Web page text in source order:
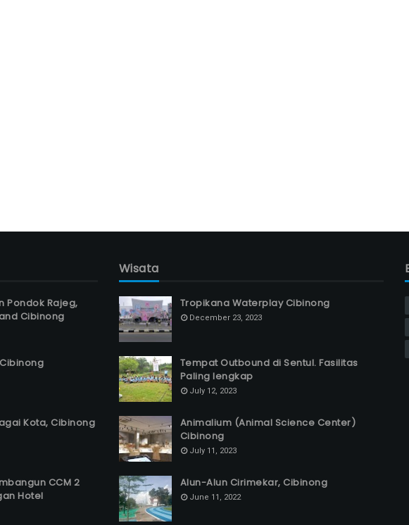
Pondok Rajeg,
Cibinong
Kota, Cibinong
CCM 2
Hotel
Wisata
Tropikana Waterplay Cibinong
December 23, 2023
Tempat Outbound di Sentul. Fasilitas
Paling lengkap
July 12, 2023
Animalium (Animal Science Center)
Cibinong
July 11, 2023
Alun-Alun Cirimekar, Cibinong
June 11, 2022